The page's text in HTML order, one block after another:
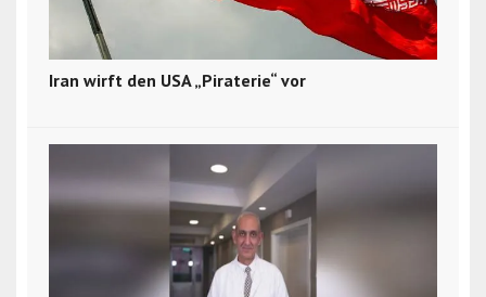
Iran wirft den USA „Piraterie“ vor